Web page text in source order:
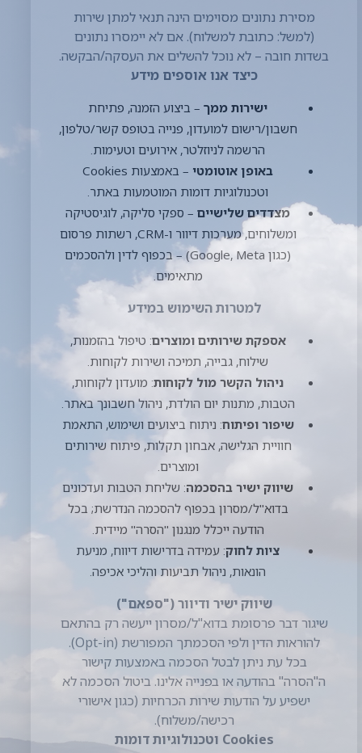
בהזמנות, שילוח, גבייה, תמיכה ושירות
לקוחות.
ניהול הקשר מול לקוחות : מועדון
לקוחות, הטבות, מתנות יום הולדת, ניהול
שיפור ופיתוח : ניתוח ביצועים ושימוש,
התאמת חוויית הגלישה, אבחון תקלות, פיתוח
שירותים ומוצרים.
שיווק ישיר בהסכמה: שליחת הטבות
ועדכונים בדוא"ל/מסרון בכפוף להסכמה
הנדרשת; בכל הודעה ייכלל מנגנון "הסרה"
מיידית.
ציות לחוק: עמידה בדרישות דיווח, מניעת
הונאות, ניהול תביעות והליכי אכיפה.
שיווק ישיר ודיוור ("ספאם")
שיגור דבר פרסומת בדוא"ל/מסרון ייעשה רק
בהתאם להוראות הדין ולפי הסכמתך
המפורשת (Opt-in). בכל עת ניתן לבטל
הסכמה באמצעות קישור ה"הסרה" בהודעה
או בפנייה אלינו. ביטול הסכמה לא ישפיע על
הודעות שירות הכרחיות (כגון אישורי
Cookies
וטכנולוגיות דומות
אנו משתמשים ב-Cookies, pixels, SDKs
וכלי אנליטיקה (כגון Google Analytics,
Meta Pixel) לצורך תפעול האתר, אבטחה,
ופרסומות. בעת הביקור באתר יוצג לך באנר
המאפשר ניהול העדפות
(הכרחיים/ביצועים/שיווק). באפשרותך
לשנות את הגדרות הדפדפן כדי לחסום
Cookies; חסימה כזו עלולה לפגוע בחלק מן
מסירת מידע לצדדים שלישיים